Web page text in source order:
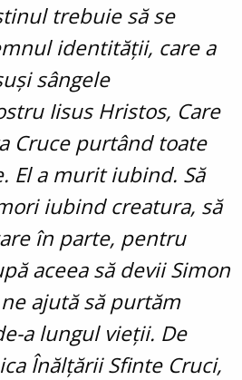
trebuie să se
identității, care a
sângele
Iisus Hristos, Care
Cruce purtând toate
El a murit iubind. Să
iubind creatura, să
în parte, pentru
aceea să devii Simon
ajută să purtăm
a lungul vieții. De
Înălțării Sfinte Cruci,